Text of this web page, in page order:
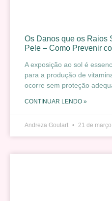
Os Danos que os Raios
Pele – Como Prevenir
A exposição ao sol é
para a produção de
ocorre sem proteção
CONTINUAR LENDO »
Andreza Goulart 21 de